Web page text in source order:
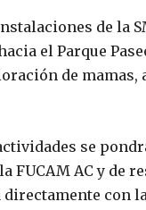
de la
el Parque
de mamas,
se
FUCAM AC y de
directamente con